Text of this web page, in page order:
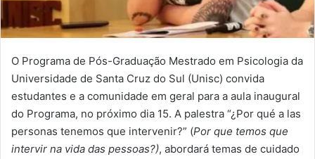
O Programa de Pós-Graduação Mestrado em Psicologia da
Universidade de Santa Cruz do Sul (Unisc) convida
estudantes e a comunidade em geral para a aula inaugural
do Programa, no próximo dia 15. A palestra “¿Por qué a las
personas tenemos que intervenir?” (Por que temos que
intervir na vida das pessoas?), abordará temas de cuidado